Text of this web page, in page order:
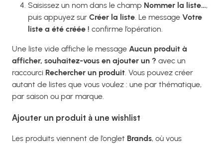
Saisissez un nom dans le champ Nommer la liste…,
puis appuyez sur Créer la liste. Le message Votre
liste a été créée ! confirme l’opération.
Une liste vide affiche le message Aucun produit à
afficher, souhaitez-vous en ajouter un ? avec un
raccourci Rechercher un produit. Vous pouvez créer
autant de listes que vous voulez : une par thématique,
par saison ou par marque.
Ajouter un produit à une wishlist
Les produits viennent de l’onglet Brands, où vous